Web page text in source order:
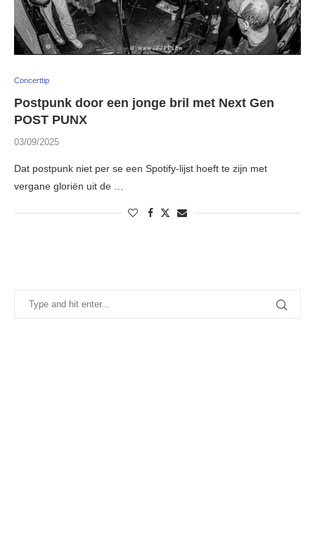
Concerttip
Postpunk door een jonge bril met Next Gen
POST PUNX
03/09/2025
Dat postpunk niet per se een Spotify-lijst hoeft te zijn met
vergane gloriën uit de …